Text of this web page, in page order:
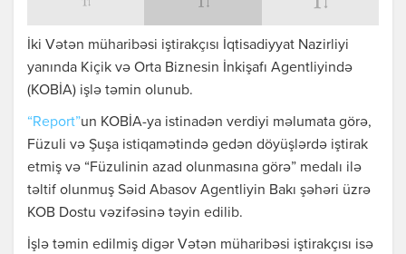
İki Vətən müharibəsi iştirakçısı İqtisadiyyat Nazirliyi
yanında Kiçik və Orta Biznesin İnkişafı Agentliyində
(KOBİA) işlə təmin olunub.
“Report”un KOBİA-ya istinadən verdiyi məlumata görə,
Füzuli və Şuşa istiqamətində gedən döyüşlərdə iştirak
etmiş və “Füzulinin azad olunmasına görə” medalı ilə
təltif olunmuş Səid Abasov Agentliyin Bakı şəhəri üzrə
KOB Dostu vəzifəsinə təyin edilib.
İşlə təmin edilmiş digər Vətən müharibəsi iştirakçısı isə